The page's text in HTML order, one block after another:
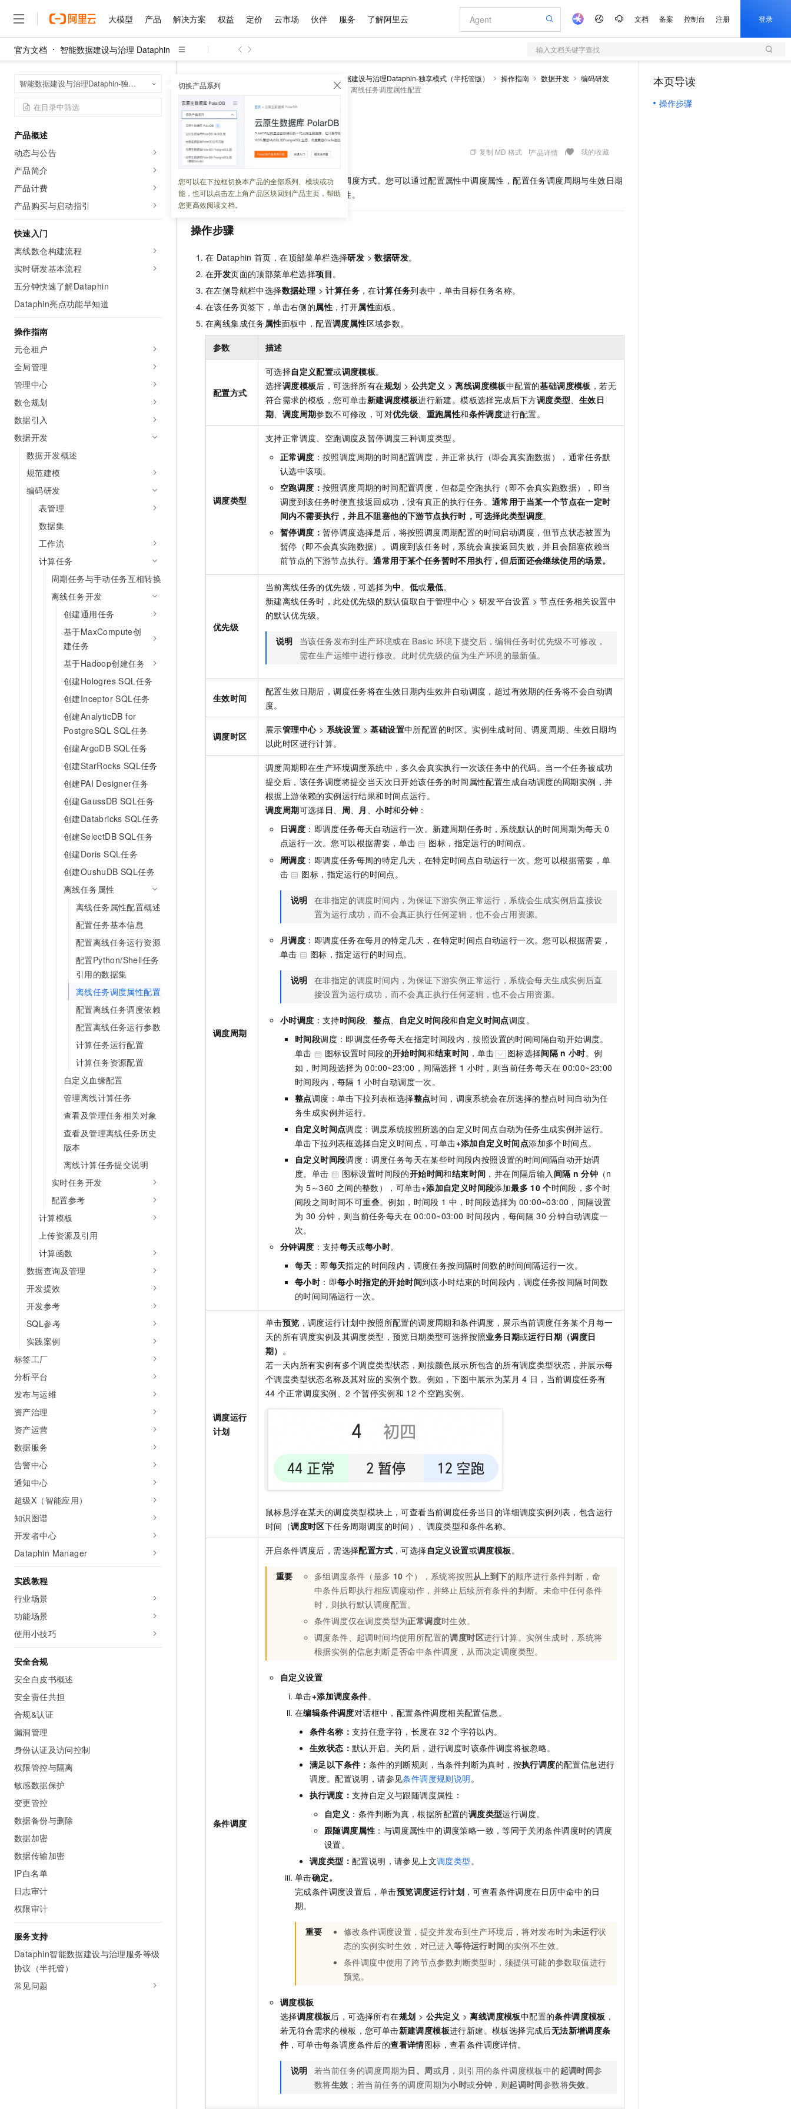
大模型 产品 解决方案 权益 定价 云市场 伙伴 服务 了解阿里云 文档 备案 控制台 注册 登录
官方文档 智能数据建设与治理 Dataphin 输入文档关键字查找
智能数据建设与治理Dataphin-独享模式（半托管版） 切换产品系列
您可以在下拉框切换本产品的全部系列、模块或功
能，也可以点击左上角产品区块回到产品主页，帮助
您更高效阅读文档。
产品概述
动态与公告
产品简介
产品计费
产品购买与启动指引
快速入门
离线数仓构建流程
实时研发基本流程
五分钟快速了解Dataphin
Dataphin亮点功能早知道
操作指南
元仓租户
全局管理
管理中心
数仓规划
数据引入
数据开发
数据开发概述
规范建模
编码研发
表管理
数据集
工作流
计算任务
周期任务与手动任务互相转换
离线任务开发
创建通用任务
基于MaxCompute创
建任务
基于Hadoop创建任务
创建Hologres SQL任务
创建Inceptor SQL任务
创建AnalyticDB for
PostgreSQL SQL任务
创建ArgoDB SQL任务
创建StarRocks SQL任务
创建PAI Designer任务
创建GaussDB SQL任务
创建Databricks SQL任务
创建SelectDB SQL任务
创建Doris SQL任务
创建OushuDB SQL任务
离线任务属性
离线任务属性配置概述
配置任务基本信息
配置离线任务运行资源
配置Python/Shell任务
引用的数据集
离线任务调度属性配置
配置离线任务调度依赖
配置离线任务运行参数
计算任务运行配置
计算任务资源配置
自定义血缘配置
管理离线计算任务
查看及管理任务相关对象
查看及管理离线任务历史
版本
离线计算任务提交说明
实时任务开发
配置参考
计算模板
上传资源及引用
计算函数
数据查询及管理
开发提效
开发参考
SQL参考
实践案例
标签工厂
分析平台
发布与运维
资产治理
资产运营
数据服务
告警中心
通知中心
超级X（智能应用）
知识图谱
开发者中心
Dataphin Manager
实践教程
行业场景
功能场景
使用小技巧
安全合规
安全白皮书概述
安全责任共担
合规&认证
漏洞管理
身份认证及访问控制
权限管控与隔离
敏感数据保护
变更管控
数据备份与删除
数据加密
数据传输加密
IP白名单
日志审计
权限审计
服务支持
Dataphin智能数据建设与治理服务等级
协议（半托管）
常见问题
智能数据建设与治理Dataphin-独享模式（半托管版） 操作指南 数据开发
编码研发
计算任务
离线任务属性 离线任务调度属性配置
离线任务调度属性配置
更新时间：2026-03-05 05:35:23 复制 MD 格式 产品详情 我的收藏
调度属性用于定义节点在生产环境的周期调度方式。您可以通过配置属性中调度属性，配置任务调度周期与生效日期
等。本文为您介绍如何配置任务的调度属性。
操作步骤
在 Dataphin 首页，在顶部菜单栏选择研发 >数据研发。
在开发页面的顶部菜单栏选择项目。
在左侧导航栏中选择数据处理 >计算任务 ，在计算任务列表中，单击目标任务名称。
在该任务页签下，单击右侧的属性 ，打开属性面板。
在离线集成任务属性面板中，配置调度属性区域参数。
参数 描述
配置方式
可选择自定义配置或调度模板。
选择调度模板后，可选择所有在规划 > 公共定义 >离线调度模板中配置的基础调度模板 ，若无
符合需求的模板，您可单击新建调度模板进行新建。模板选择完成后下方调度类型、 生效日
期、 调度周期参数不可修改，可对优先级、 重跑属性和条件调度进行配置。
调度类型
支持正常调度、空跑调度及暂停调度三种调度类型。
正常调度 ：按照调度周期的时间配置调度，并正常执行（即会真实跑数据），通常任务默
认选中该项。
空跑调度： 按照调度周期的时间配置调度，但都是空跑执行（即不会真实跑数据），即当
调度到该任务时便直接返回成功，没有真正的执行任务。 通常用于当某一个节点在一定时
间内不需要执行，并且不阻塞他的下游节点执行时，可选择此类型调度。
暂停调度： 暂停调度选择是后，将按照调度周期配置的时间启动调度，但节点状态被置为
暂停（即不会真实跑数据）。调度到该任务时，系统会直接返回失败，并且会阻塞依赖当
前节点的下游节点执行。通常用于某个任务暂时不用执行，但后面还会继续使用的场景。
优先级
当前离线任务的优先级，可选择为中、 低或最低。
新建离线任务时，此处优先级的默认值取自于管理中心 > 研发平台设置 > 节点任务相关设置中
的默认优先级。
说明 当该任务发布到生产环境或在 Basic 环境下提交后，编辑任务时优先级不可修改，
需在生产运维中进行修改。此时优先级的值为生产环境的最新值。
生效时间
配置生效日期后，调度任务将在生效日期内生效并自动调度，超过有效期的任务将不会自动调
度。
调度时区
展示管理中心> 系统设置 >基础设置中所配置的时区。实例生成时间、调度周期、生效日期均
以此时区进行计算。
调度周期
调度周期即在生产环境调度系统中，多久会真实执行一次该任务中的代码。当一个任务被成功
提交后，该任务调度将提交当天次日开始该任务的时间属性配置生成自动调度的周期实例，并
根据上游依赖的实例运行结果和时间点运行。
调度周期可选择日、 周、 月 、小时和分钟 ：
日调度 ：即调度任务每天自动运行一次。新建周期任务时，系统默认的时间周期为每天 0
点运行一次。您可以根据需要，单击
图标，指定运行的时间点。
周调度 ：即调度任务每周的特定几天，在特定时间点自动运行一次。您可以根据需要，单
击
图标，指定运行的时间点。
说明 在非指定的调度时间内，为保证下游实例正常运行，系统会生成实例后直接设
置为运行成功，而不会真正执行任何逻辑，也不会占用资源。
月调度 ：即调度任务在每月的特定几天，在特定时间点自动运行一次。您可以根据需要，
单击
图标，指定运行的时间点。
说明 在非指定的调度时间内，为保证下游实例正常运行，系统会每天生成实例后直
接设置为运行成功，而不会真正执行任何逻辑，也不会占用资源。
小时调度 ：支持时间段、整点、 自定义时间段和自定义时间点调度。
时间段调度：即调度任务每天在指定时间段内，按照设置的时间间隔自动开始调度。
单击
图标设置时间段的开始时间和结束时间 ，单击 图标选择间隔 n 小时。例
如，时间段选择为 00:00~23:00，间隔选择 1 小时，则当前任务每天在 00:00~23:00
时间段内，每隔 1 小时自动调度一次。
整点调度：单击下拉列表框选择整点时间，调度系统会在所选择的整点时间自动为任
务生成实例并运行。
自定义时间点调度：调度系统按照所选的自定义时间点自动为任务生成实例并运行。
单击下拉列表框选择自定义时间点，可单击+添加自定义时间点添加多个时间点。
自定义时间段调度：调度任务每天在某些时间段内按照设置的时间间隔自动开始调
度。单击
图标设置时间段的开始时间和结束时间 ，并在间隔后输入 间隔 n 分钟 （n
为 5～360 之间的整数），可单击+添加自定义时间段添加最多 10 个时间段，多个时
间段之间时间不可重叠。例如，时间段 1 中，时间段选择为 00:00~03:00，间隔设置
为 30 分钟，则当前任务每天在 00:00~03:00 时间段内，每间隔 30 分钟自动调度一
次。
分钟调度 ：支持每天或每小时。
每天 ：即每天指定的时间段内，调度任务按间隔时间数的时间间隔运行一次。
每小时 ：即每小时指定的开始时间到该小时结束的时间段内，调度任务按间隔时间数
的时间间隔运行一次。
调度运行
计划
单击预览 ，调度运行计划中按照所配置的调度周期和条件调度，展示当前调度任务某个月每一
天的所有调度实例及其调度类型，预览日期类型可选择按照业务日期或运行日期（调度日
期） 。
若一天内所有实例有多个调度类型状态，则按颜色展示所包含的所有调度类型状态，并展示每
个调度类型状态名称及其对应的实例个数。例如，下图中展示为某月 4 日，当前调度任务有
44 个正常调度实例、2 个暂停实例和 12 个空跑实例。
鼠标悬浮在某天的调度类型模块上，可查看当前调度任务当日的详细调度实例列表，包含运行
时间（调度时区下任务周期调度的时间）、调度类型和条件名称。
条件调度
开启条件调度后，需选择配置方式 ，可选择自定义设置或调度模板。
重要 多组调度条件（最多 10 个），系统将按照从上到下的顺序进行条件判断，命
中条件后即执行相应调度动作，并终止后续所有条件的判断。未命中任何条件
时，则执行默认调度配置。
条件调度仅在调度类型为正常调度时生效。
调度条件、起调时间均使用所配置的调度时区进行计算。实例生成时，系统将
根据实例的信息判断是否命中条件调度，从而决定调度类型。
自定义设置
单击+添加调度条件。
在编辑条件调度对话框中，配置条件调度相关配置信息。
条件名称： 支持任意字符，长度在 32 个字符以内。
生效状态： 默认开启。关闭后，进行调度时该条件调度将被忽略。
满足以下条件： 条件的判断规则，当条件判断为真时，按执行调度的配置信息进行
调度。配置说明，请参见条件调度规则说明。
执行调度： 支持自定义与跟随调度属性：
自定义 ：条件判断为真，根据所配置的调度类型运行调度。
跟随调度属性 ：与调度属性中的调度策略一致，等同于关闭条件调度时的调度
设置。
调度类型： 配置说明，请参见上文调度类型。
单击确定。
完成条件调度设置后，单击预览调度运行计划 ，可查看条件调度在日历中命中的日
期。
重要 修改条件调度设置，提交并发布到生产环境后，将对发布时为未运行状
态的实例实时生效，对已进入等待运行时间的实例不生效。
条件调度中使用了跨节点参数判断类型时，须提供可能的参数取值进行
预览。
调度模板
选择调度模板后，可选择所有在规划 > 公共定义 >离线调度模板中配置的条件调度模板 ，
若无符合需求的模板，您可单击新建调度模板进行新建。模板选择完成后无法新增调度条
件 ，可单击每条调度条件后的查看详情图标，查看条件调度详情。
说明 若当前任务的调度周期为日、周或月 ，则引用的条件调度模板中的起调时间参
数将生效 ；若当前任务的调度周期为小时或分钟 ，则起调时间参数将失效。
本页导读
操作步骤
大模型
大模型服务平台百炼
大模型
文本生成
Qwen3.8-Max HOT
智能体时代全能旗舰模型
能看、能想、能动手的多模态智能体模型
Qwen3-VL-Plus
视觉 Coding、空间感知、多模态思考等全面升级
Kimi-K3 NEW
Kimi 最新旗舰模型，长程编程与推理利器
GLM-5.2
1M上下文，专为长程任务能力而生
图片和视频生成
HappyHorse-1.1-T2V
大模型服务
在线体验全尺寸、多种模态的模型效果
新一代 AI 视频生成模型，深度适配广告营销等场景
AI 应用构建
大模型服务平台百炼-智能体
灵活可视化地构建企业级 Agent
人工智能平台 PAI
AI Native 的算法工程平台，一站式完成建模、训练、推理服务部署
企业级人与Agent协作平台，接入和调度多个数字员工
秒悟
云端极速 AI 应用创作平台
快速部署 Dify，高效搭建 AI 应用
依托云原生高可用架构,实现Dify私有化部署
10 分钟在聊天系统中增加一个 AI 助手
在企业官网、通讯软件中为客户提供 AI 客服
10分钟微调：让0.6B模型媲美235B模型
即刻拥有 DeepSeek-R1 满血版
多种方案随心选，轻松解锁专属 DeepSeek
多模态数据信息提取
超强辅助，Bolt.diy 一步搞定创意建站
通过自然语言交互简化开发流程,全栈开发支持
产品
精选产品
人工智能与机器学习
容器
存储
网络与CDN
安全
中间件
数据库
大数据计算
媒体服务
企业服务与云通信
域名与网站
终端用户计算
Serverless
开发工具
迁移与运维管理
专有云
精选产品
大模型服务平台百炼
大模型服务与应用平台
千问大模型
多元化、高性能、安全可靠的大模型服务
无影云电脑
随时随地安全接入的云上超级电脑
云解析DNS
云原生大数据计算服务 MaxCompute
域名与网站
对象存储 OSS
一站式AI开发、训练和推理服务
Qoder CN
面向真实软件的智能体编程平台
轻量应用服务器
解决方案
精选解决方案
AI
大数据
现代化应用
安全
网络
可观测
企业出海
政企业务
精选解决方案
睿译宝，AI翻译排版一步到位
上传文档即自动完成翻译和格式还原
GLM-5.2：长任务时代开源旗舰模型
真正可用的 1M 上下文,一次完成代码全链路开发
Hermes Agent，打造自进化智能体
自主进化，持久记忆，越用越聪明
快速拥有专属 OpenClaw
即刻拥有 DeepSeek-V4-Pro
轻松解锁专属 DeepSeek-V4-Pro
从聊天伙伴进化为能主动干活的本地数字员工
Claude Code + GStack 打造工程团队
通过阿里云百炼高效搭建AI应用,助力高效开发
Agency Agents：拥有专属领域专家
权益 普惠上云
普惠上云 官方力荐
云服务器38元/年起，超值低价云产品抢先购
官方推荐返现计划
推荐新用户得奖励，单订单最高返9万
云工开物
高校专属算力普惠，学生认证享300元代金券
免费试用
解决方案免费试用 新老同享
AI 产品 免费试用
1亿+ 大模型 tokens 和 30+ 款产品免费体验
140+云产品 免费试用
产品新客免费试用，最长12个月
大模型ACA认证体验
助力企业全员 AI 认知与能力提升
AI 特惠
智启 AI 普惠权益
阿里云 OPC 创新助力计划
至高百万元 Token 补贴，加速一人公司成长
Qwen3.8-Max 首发尝鲜，限时加量 10 倍，夜间低至2折
千问办公，限时限量积分加倍
Night Plan 支持 Qwen 3.8-Max
夜间 5 折，Qwen/Meoo/TokenPlan 客户专享
AI 场景体验
图文、视频一站生成，高效打造优质广告素材
AI智能应用，一键激活高效办公新体验
AI 活动
AI 生产力先锋
先锋实践拓展 AI 生产力的边界
定价 产品定价
了解云产品的定价详情
云上成本管理
管理和优化成本
价格计算器
自助选配和估算价格
价格优势
推动算力普惠，释放技术红利
配置报价器
一站式生成采购清单，支持单品或批量购买
阿里云 OPC 创新助力计划
Token 补贴，五大权
云市场 精选商城
网站建设
多端小程序
Salesforce 国际版订阅
友盟天域
观测云
Tuya 物联网平台阿里云版
电子合同
畅捷通
Tableau 订阅
AI空中课堂在线直播课堂（旗舰版）
生态解决方案
行业生态解决方案
AI 开发和 AI 应用解决方案
数据与 API
数据集
身份实名认证
短信
OCR 文字识别
发票查验
企业应用
ERP
CRM
财税管理
400电话
广告营销
基础软件
Docker
JAVA
建站小程序
模板建站
定制建站
模板小程序
定制小程序
专业服务
伙伴 成为销售伙伴
分销伙伴
咨询伙伴
销售伙伴合作计划
Salesforce On Alibaba Cloud
Consulting Partner 合作计划
AI 大模型销售与服务生态合作计划
成为产品伙伴
产品生态集成认证中心
产品生态伙伴工作台
产品伙伴合作计划
数据库合作计划
云网络合作计划
服务伙伴合作计划
Al MaaS 服务伙伴赋能合作
伙伴信用分合作计划
服务 售前咨询
在线服务
售后服务
自助服务
工单服务
短信专区
企业增值服务
企业支持计划
企业增值服务台
服务实践
阿里云认证 开发者社区
了解阿里云 为什么选择阿里云
什么是云计算
技术领先
稳定可靠
安全合规
分析师报告
研究报告与白皮书
天池大赛
AI 算法大赛
云开发大赛
入门学习赛
最佳实践
云上春晚
云栖战略参考
云上的中国
看见新力量
金融模力时刻
市场活动
活动全景
魔搭 ModelScope
科研合作
加入我们